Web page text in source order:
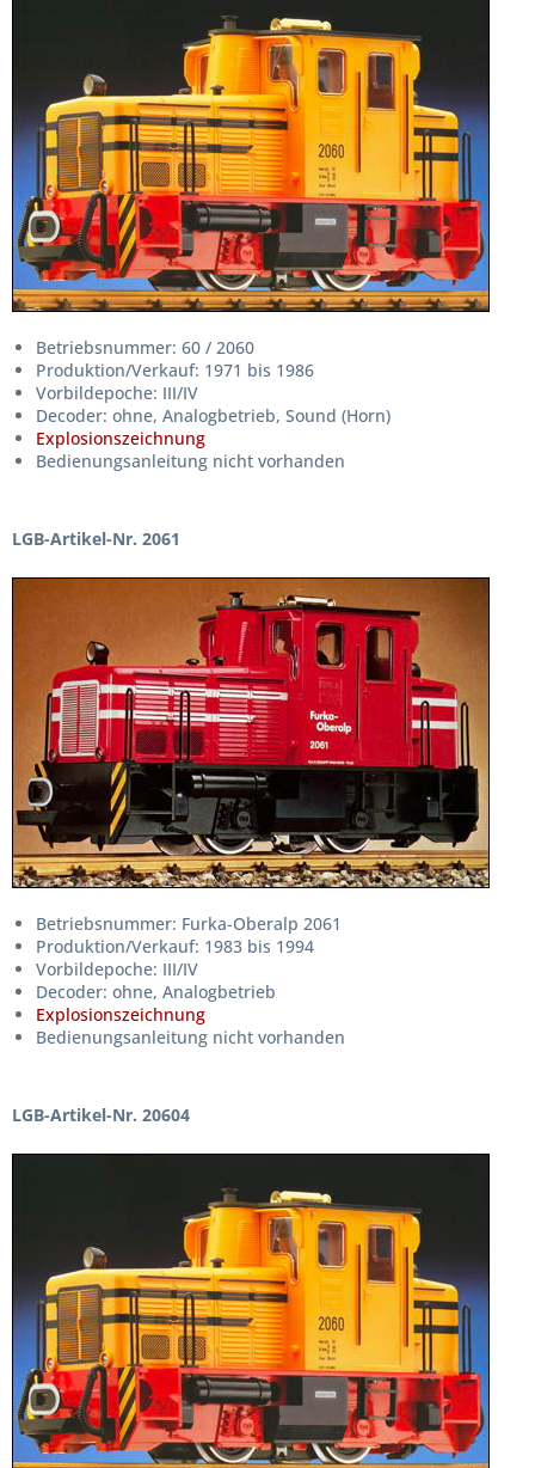
Betriebsnummer: 60 / 2060
Produktion/Verkauf: 1971 bis 1986
Vorbildepoche: III/IV
Decoder: ohne, Analogbetrieb, Sound (Horn)
Explosionszeichnung
Bedienungsanleitung nicht vorhanden
LGB-Artikel-Nr. 2061
Betriebsnummer: Furka-Oberalp 2061
Produktion/Verkauf: 1983 bis 1994
Vorbildepoche: III/IV
Decoder: ohne, Analogbetrieb
Explosionszeichnung
Bedienungsanleitung nicht vorhanden
LGB-Artikel-Nr. 20604